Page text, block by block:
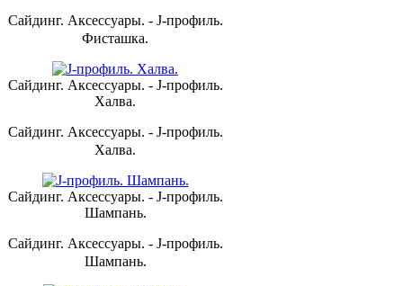
Сайдинг. Аксессуары. - J-профиль.
Фисташка.
Сайдинг. Аксессуары. - J-профиль.
Халва.
Сайдинг. Аксессуары. - J-профиль.
Халва.
Сайдинг. Аксессуары. - J-профиль.
Шампань.
Сайдинг. Аксессуары. - J-профиль.
Шампань.